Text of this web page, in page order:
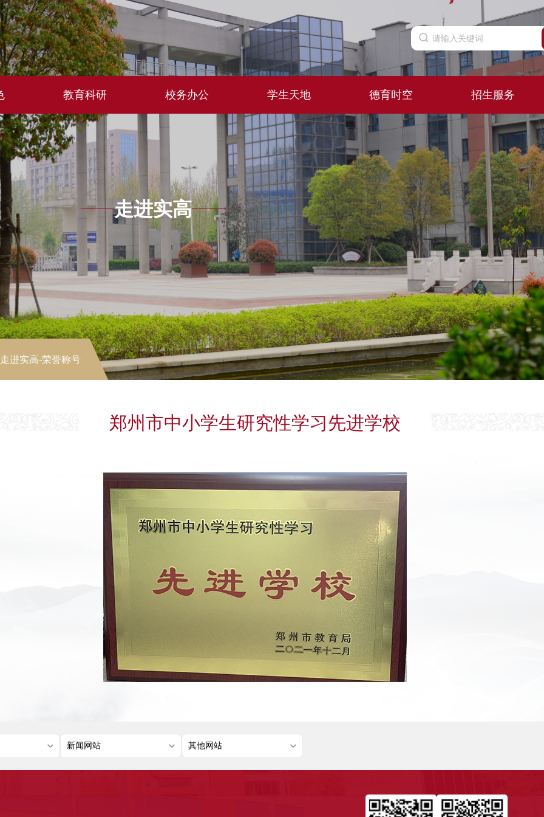
教育科研 校务办公 学生天地 德育时空 招生服务
走进实高
走进实高-荣誉称号
郑州市中小学生研究性学习先进学校